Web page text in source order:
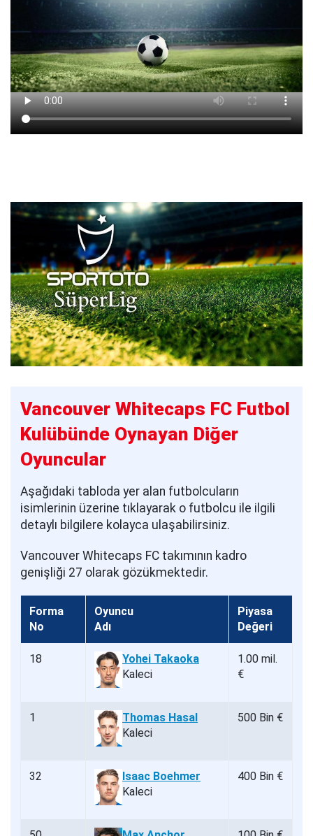
Vancouver Whitecaps FC Futbol
Kulübünde Oynayan Diğer
Oyuncular
Aşağıdaki tabloda yer alan futbolcuların
isimlerinin üzerine tıklayarak o futbolcu ile ilgili
detaylı bilgilere kolayca ulaşabilirsiniz.
Vancouver Whitecaps FC takımının kadro
genişliği 27 olarak gözükmektedir.
Forma
No
Oyuncu
Adı
Piyasa
Değeri
18
Yohei Takaoka
Kaleci
1.00 mil.
€
1
Thomas Hasal
Kaleci
500 Bin €
32
Isaac Boehmer
Kaleci
400 Bin €